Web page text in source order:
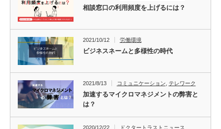
相談窓口の利用頻度を上げるには？
2021/10/12 労働環境
ビジネスネームと多様性の時代
2021/8/13 コミュニケーション テレワーク
加速するマイクロマネジメントの弊害と
は？
2020/12/22 ドクタートラストニュース